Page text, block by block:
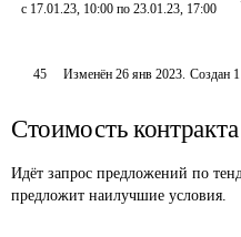
с 17.01.23, 10:00 по 23.01.23, 17:00
45 Изменён26 янв 2023. Создан
Стоимость контракта
Идёт запрос предложений по
предложит наилучшие условия.